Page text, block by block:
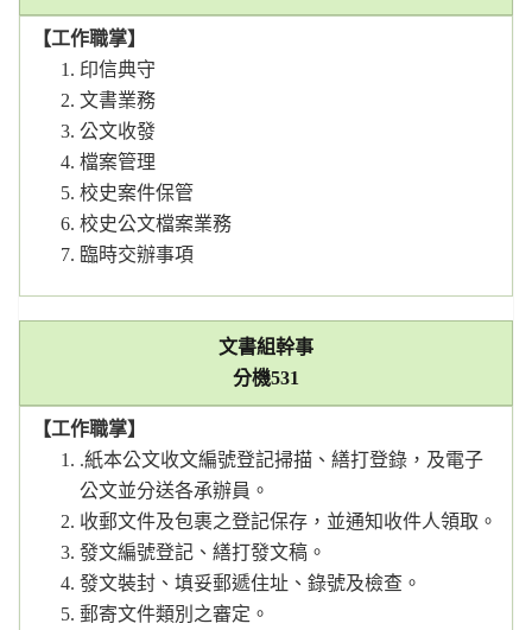
【工作職掌】
印信典守
文書業務
公文收發
檔案管理
校史案件保管
校史公文檔案業務
臨時交辦事項
文書組幹事
分機531
【工作職掌】
.紙本公文收文編號登記掃描、繕打登錄，及電子
公文並分送各承辦員。
收郵文件及包裹之登記保存，並通知收件人領取。
發文編號登記、繕打發文稿。
發文裝封、填妥郵遞住址、錄號及檢查。
郵寄文件類別之審定。